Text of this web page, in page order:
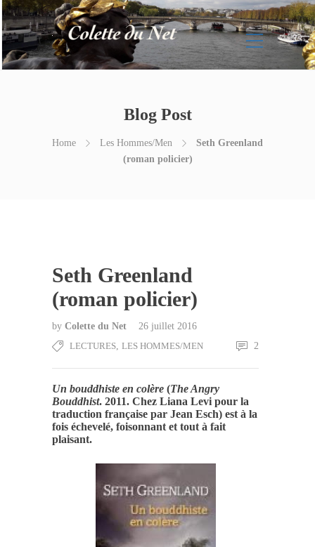
Blog Post
Home Les Hommes/Men
Seth Greenland
(roman policier)
Seth Greenland
(roman policier)
by Colette du Net
26 juillet 2016
LECTURES, LES HOMMES/MEN 2
Un bouddhiste en colère (The Angry
Bouddhist. 2011. Chez Liana Levi pour la
traduction française par Jean Esch) est à la
fois échevelé, foisonnant et tout à fait
plaisant.